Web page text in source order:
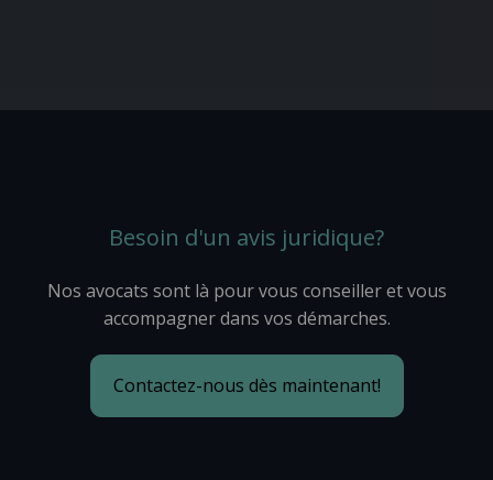
Besoin d'un avis juridique?
Nos avocats sont là pour vous conseiller et vous
accompagner dans vos démarches.
Contactez-nous dès maintenant!